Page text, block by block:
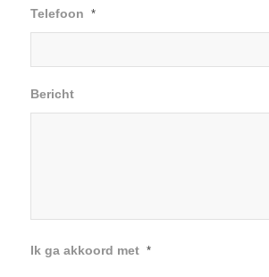
Telefoon *
Bericht
Ik ga akkoord met *